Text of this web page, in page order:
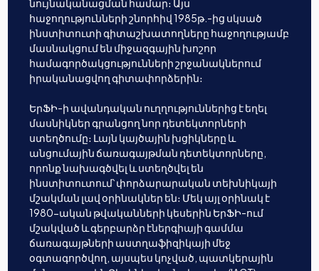
նույնականացման համար։ Այս
հաջողությունների շնորհիվ 1985թ.-ից սկսած
ինստիտուտի գիտաշխատողները հաջողությամբ
մասնակցում են միջազգային խոշոր
համագործակցությունների շրջանակներում
իրականացվող գիտափորձերին։
ԵրՖԻ-ի ավանդական ուղղություններից է եղել
մասնիկներ գրանցող նոր դետեկտորների
ստեղծումը։ Լայն կայծային խցիկները և
անցումային ճառագայթման դետեկտորները,
որոնք նախագծվել և ստեղծվել են
ինստիտուտում՝ փորձարարական տեխնիկայի
մշակման լավ օրինակներ են։ Մեկ այլ օրինակ է
1980-ական թվականների կեսերին ԵրՖԻ-ում
մշակված և գերբարձր էներգիայի գամմա
ճառագայթների աստղաֆիզիկայի մեջ
օգտագործվող, այսպես կոչված, պատկերային